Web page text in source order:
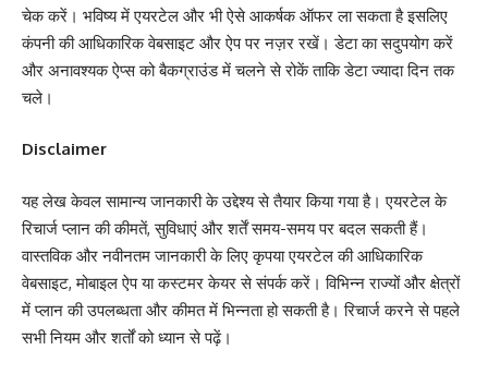
चेक करें। भविष्य में एयरटेल और भी ऐसे आकर्षक ऑफर ला सकता है इसलिए
कंपनी की आधिकारिक वेबसाइट और ऐप पर नज़र रखें। डेटा का सदुपयोग करें
और अनावश्यक ऐप्स को बैकग्राउंड में चलने से रोकें ताकि डेटा ज्यादा दिन तक
चले।
Disclaimer
यह लेख केवल सामान्य जानकारी के उद्देश्य से तैयार किया गया है। एयरटेल के
रिचार्ज प्लान की कीमतें, सुविधाएं और शर्तें समय-समय पर बदल सकती हैं।
वास्तविक और नवीनतम जानकारी के लिए कृपया एयरटेल की आधिकारिक
वेबसाइट, मोबाइल ऐप या कस्टमर केयर से संपर्क करें। विभिन्न राज्यों और क्षेत्रों
में प्लान की उपलब्धता और कीमत में भिन्नता हो सकती है। रिचार्ज करने से पहले
सभी नियम और शर्तों को ध्यान से पढ़ें।